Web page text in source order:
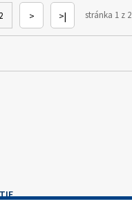
2 > >| stránka 1 z 2